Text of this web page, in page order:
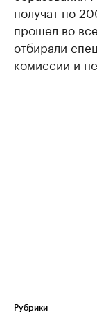
получат по
прошел во
отбирали
комиссии и
Рубрики